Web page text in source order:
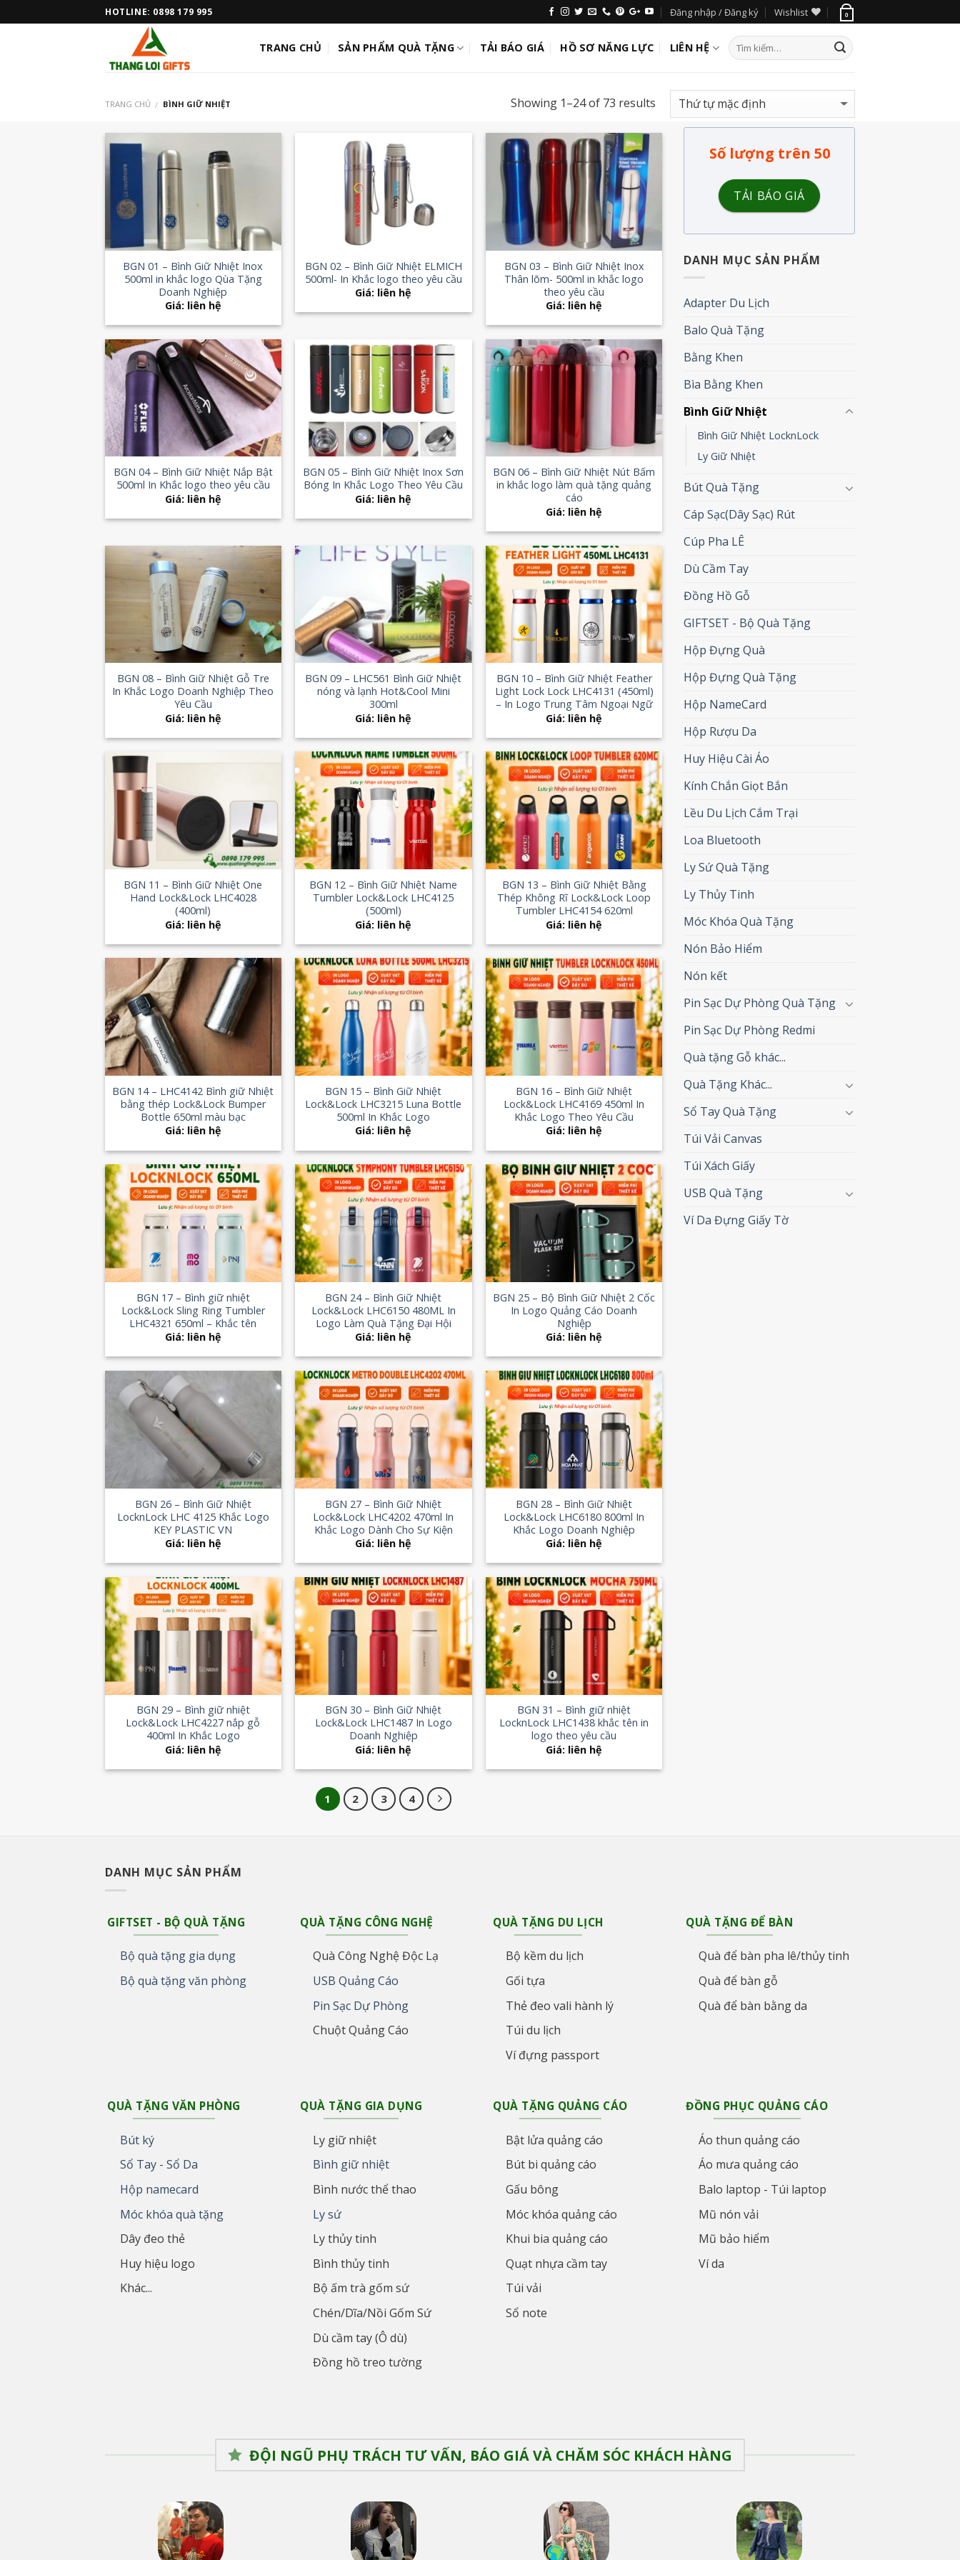
to
HOTLINE: 0898 179 995 Đăng nhập / Đăng ký Wishlist 0
TRANG CHỦ SẢN PHẨM QUÀ TẶNG TẢI BÁO GIÁ HỒ SƠ NĂNG LỰC LIÊN HỆ
TRANG CHỦ / BÌNH GIỮ NHIỆT Showing 1–24 of 73 results
BGN 01 – Bình Giữ Nhiệt Inox
500ml in khắc logo Qùa Tặng
Doanh Nghiệp
Giá: liên hệ
BGN 02 – Bình Giữ Nhiệt ELMICH
500ml- In Khắc logo theo yêu cầu
Giá: liên hệ
Add to
Wishlist
+
BGN 03 – Bình Giữ Nhiệt Inox
Thân lõm- 500ml in khắc logo
theo yêu cầu
Giá: liên hệ
Add to
Wishlist
+
BGN 04 – Bình Giữ Nhiệt Nắp Bật
500ml In Khắc logo theo yêu cầu
Giá: liên hệ
Add to
Wishlist
+
BGN 05 – Bình Giữ Nhiệt Inox Sơn
Bóng In Khắc Logo Theo Yêu Cầu
Giá: liên hệ
Wishlist
+
BGN 06 – Bình Giữ Nhiệt Nút Bấm
in khắc logo làm quà tặng quảng
cáo
Giá: liên hệ
Add to
Wishlist
BGN 08 – Bình Giữ Nhiệt Gỗ Tre
In Khắc Logo Doanh Nghiệp Theo
Yêu Cầu
Giá: liên hệ
Add to
Wishlist
+
BGN 09 – LHC561 Bình Giữ Nhiệt
nóng và lạnh Hot&Cool Mini
300ml
Giá: liên hệ
Add to
Wishlist
+
BGN 10 – Bình Giữ Nhiệt Feather
Light Lock Lock LHC4131 (450ml)
– In Logo Trung Tâm Ngoại Ngữ
Giá: liên hệ
Wishlist
BGN 11 – Bình Giữ Nhiệt One
Hand Lock&Lock LHC4028
(400ml)
Giá: liên hệ
Add to
Wishlist
+
BGN 12 – Bình Giữ Nhiệt Name
Tumbler Lock&Lock LHC4125
(500ml)
Giá: liên hệ
Add to
Wishlist
+
BGN 13 – Bình Giữ Nhiệt Bằng
Thép Không Rĩ Lock&Lock Loop
Tumbler LHC4154 620ml
Giá: liên hệ
Add to
Wishlist
+
BGN 14 – LHC4142 Bình giữ Nhiệt
bằng thép Lock&Lock Bumper
Bottle 650ml màu bạc
Giá: liên hệ
Add to
Wishlist
+
BGN 15 – Bình Giữ Nhiệt
Lock&Lock LHC3215 Luna Bottle
500ml In Khắc Logo
Giá: liên hệ
Add to
Wishlist
+
BGN 16 – Bình Giữ Nhiệt
Lock&Lock LHC4169 450ml In
Khắc Logo Theo Yêu Cầu
Giá: liên hệ
Add to
Wishlist
+
BGN 17 – Bình giữ nhiệt
Lock&Lock Sling Ring Tumbler
LHC4321 650ml – Khắc tên
Giá: liên hệ
Add to
Wishlist
+
BGN 24 – Bình Giữ Nhiệt
Lock&Lock LHC6150 480ML In
Logo Làm Quà Tặng Đại Hội
Giá: liên hệ
Add to
Wishlist
+
BGN 25 – Bộ Bình Giữ Nhiệt 2 Cốc
In Logo Quảng Cáo Doanh
Nghiệp
Giá: liên hệ
BGN 26 – Bình Giữ Nhiệt
LocknLock LHC 4125 Khắc Logo
KEY PLASTIC VN
Giá: liên hệ
Add to
Wishlist
+
BGN 27 – Bình Giữ Nhiệt
Lock&Lock LHC4202 470ml In
Khắc Logo Dành Cho Sự Kiện
Giá: liên hệ
Add to
Wishlist
+
BGN 28 – Bình Giữ Nhiệt
Lock&Lock LHC6180 800ml In
Khắc Logo Doanh Nghiệp
Giá: liên hệ
Add to
Wishlist
+
BGN 29 – Bình giữ nhiệt
Lock&Lock LHC4227 nắp gỗ
400ml In Khắc Logo
Giá: liên hệ
Wishlist
+
BGN 30 – Bình Giữ Nhiệt
Lock&Lock LHC1487 In Logo
Doanh Nghiệp
Giá: liên hệ
Add to
Wishlist
+
BGN 31 – Bình giữ nhiệt
LocknLock LHC1438 khắc tên in
logo theo yêu cầu
Giá: liên hệ
1 2 3 4
Số lượng trên 50
TẢI BÁO GIÁ
DANH MỤC SẢN PHẨM
Adapter Du Lịch
Balo Quà Tặng
Bằng Khen
Bìa Bằng Khen
Bình Giữ Nhiệt
Bình Giữ Nhiệt LocknLock
Ly Giữ Nhiệt
Bút Quà Tặng
Cáp Sạc(Dây Sạc) Rút
Cúp Pha LÊ
Dù Cầm Tay
Đồng Hồ Gỗ
GIFTSET - Bộ Quà Tặng
Hộp Đựng Quà
Hộp Đựng Quà Tặng
Hộp NameCard
Hộp Rượu Da
Huy Hiệu Cài Áo
Kính Chắn Giọt Bắn
Lều Du Lịch Cắm Trại
Loa Bluetooth
Ly Sứ Quà Tặng
Ly Thủy Tinh
Móc Khóa Quà Tặng
Nón Bảo Hiểm
Nón kết
Pin Sạc Dự Phòng Quà Tặng
Pin Sạc Dự Phòng Redmi
Quà tặng Gỗ khác...
Quà Tặng Khác...
Sổ Tay Quà Tặng
Túi Vải Canvas
Túi Xách Giấy
USB Quà Tặng
Ví Da Đựng Giấy Tờ
DANH MỤC SẢN PHẨM
GIFTSET - BỘ QUÀ TẶNG
Bộ quà tặng gia dụng
Bộ quà tặng văn phòng
QUÀ TẶNG CÔNG NGHỆ
Quà Công Nghệ Độc Lạ
USB Quảng Cáo
Pin Sạc Dự Phòng
Chuột Quảng Cáo
QUÀ TẶNG DU LỊCH
Bộ kềm du lịch
Gối tựa
Thẻ đeo vali hành lý
Túi du lịch
Ví đựng passport
QUÀ TẶNG ĐỂ BÀN
Quà để bàn pha lê/thủy tinh
Quà để bàn gỗ
Quà để bàn bằng da
QUÀ TẶNG VĂN PHÒNG
Bút ký
Sổ Tay - Sổ Da
Hộp namecard
Móc khóa quà tặng
Dây đeo thẻ
Huy hiệu logo
Khác...
QUÀ TẶNG GIA DỤNG
Ly giữ nhiệt
Bình giữ nhiệt
Bình nước thể thao
Ly sứ
Ly thủy tinh
Bình thủy tinh
Bộ ấm trà gốm sứ
Chén/Dĩa/Nồi Gốm Sứ
Dù cầm tay (Ô dù)
Đồng hồ treo tường
QUÀ TẶNG QUẢNG CÁO
Bật lửa quảng cáo
Bút bi quảng cáo
Gấu bông
Móc khóa quảng cáo
Khui bia quảng cáo
Quạt nhựa cầm tay
Túi vải
Sổ note
ĐỒNG PHỤC QUẢNG CÁO
Áo thun quảng cáo
Áo mưa quảng cáo
Balo laptop - Túi laptop
Mũ nón vải
Mũ bảo hiểm
Ví da
ĐỘI NGŨ PHỤ TRÁCH TƯ VẤN, BÁO GIÁ VÀ CHĂM SÓC KHÁCH HÀNG